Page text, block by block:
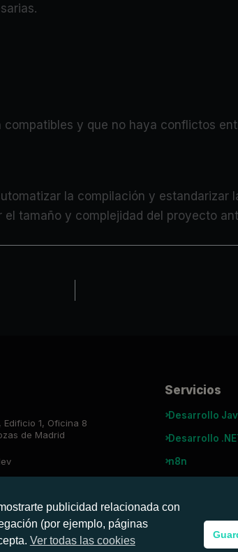
y que no haya conflictos
la compilación y estandarizar
tamaño y complejidad del proyecto
Edificio 1, Oficina 8
de Madrid
Servicios
Desarrollo
Desarrollo
n8n
publicidad relacionada con
(por ejemplo, páginas
Ver todas las cookies